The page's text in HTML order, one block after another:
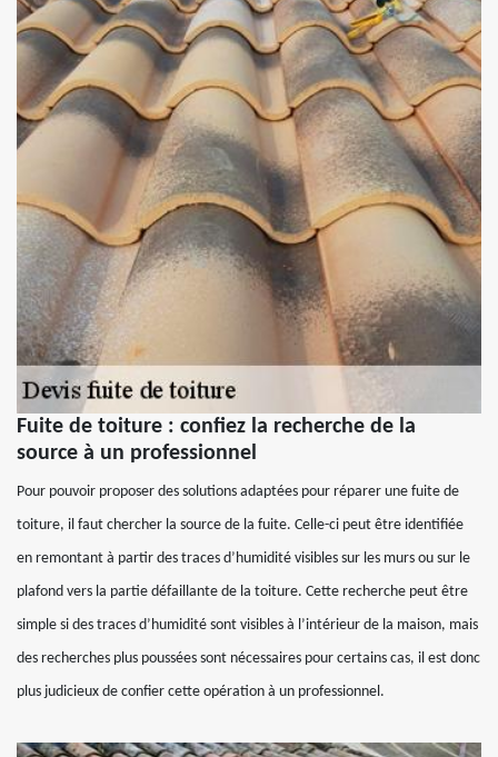
Fuite de toiture : confiez la recherche de la
source à un professionnel
Pour pouvoir proposer des solutions adaptées pour réparer une fuite de
toiture, il faut chercher la source de la fuite. Celle-ci peut être identifiée
en remontant à partir des traces d’humidité visibles sur les murs ou sur le
plafond vers la partie défaillante de la toiture. Cette recherche peut être
simple si des traces d’humidité sont visibles à l’intérieur de la maison, mais
des recherches plus poussées sont nécessaires pour certains cas, il est donc
plus judicieux de confier cette opération à un professionnel.